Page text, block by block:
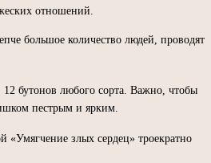
отношений.
большое количество людей, проводят
12 бутонов любого сорта. Важно, чтобы
пестрым и ярким.
«Умягчение злых сердец» троекратно